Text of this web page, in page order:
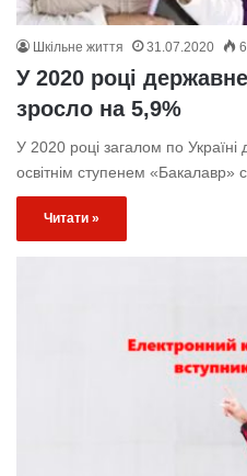
Шкільне життя 31.07.2020
У 2020 році
зросло на 5,9%
У 2020 році загалом по
освітнім ступенем «Бакалавр»
Читати »